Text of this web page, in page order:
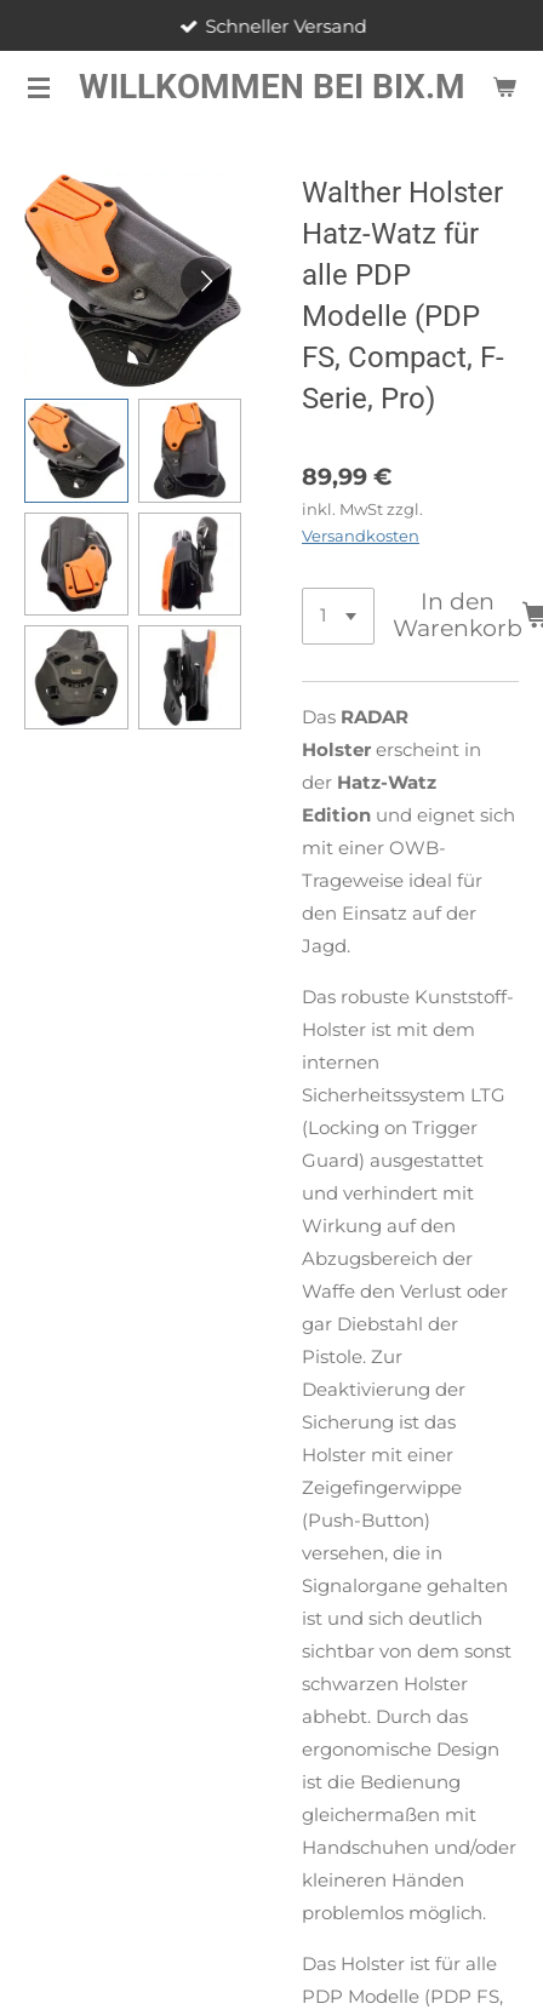
springenWILLKOMMEN BEI BIX.M
Schneller Versand
Walther Holster
Hatz-Watz für
alle PDP
Modelle (PDP
FS, Compact, F-
Serie, Pro)
89,99 €
inkl. MwSt zzgl.
Versandkosten
In den
Warenkorb
Das RADAR
Holster erscheint in
der Hatz-Watz
Edition und eignet sich
mit einer OWB-
Trageweise ideal für
den Einsatz auf der
Jagd.
Das robuste Kunststoff-
Holster ist mit dem
internen
Sicherheitssystem LTG
(Locking on Trigger
Guard) ausgestattet
und verhindert mit
Wirkung auf den
Abzugsbereich der
Waffe den Verlust oder
gar Diebstahl der
Pistole. Zur
Deaktivierung der
Sicherung ist das
Holster mit einer
Zeigefingerwippe
(Push-Button)
versehen, die in
Signalorgane gehalten
ist und sich deutlich
sichtbar von dem sonst
schwarzen Holster
abhebt. Durch das
ergonomische Design
ist die Bedienung
gleichermaßen mit
Handschuhen und/oder
kleineren Händen
problemlos möglich.
Das Holster ist für alle
PDP Modelle (PDP FS,